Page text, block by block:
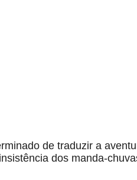
de traduzir a
dos manda-